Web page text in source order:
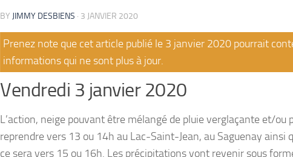
BY JIMMY DESBIENS · 3 JANVIER 2020
Prenez note que cet article publié le 3 janvier 2020 pourrait
informations qui ne sont plus à jour.
Vendredi 3 janvier 2020
L’action, neige pouvant être mélangé de pluie verglaçante et/ou
reprendre vers 13 ou 14h au Lac-Saint-Jean, au Saguenay ainsi
ce sera vers 15 ou 16h. Les précipitations vont revenir sous